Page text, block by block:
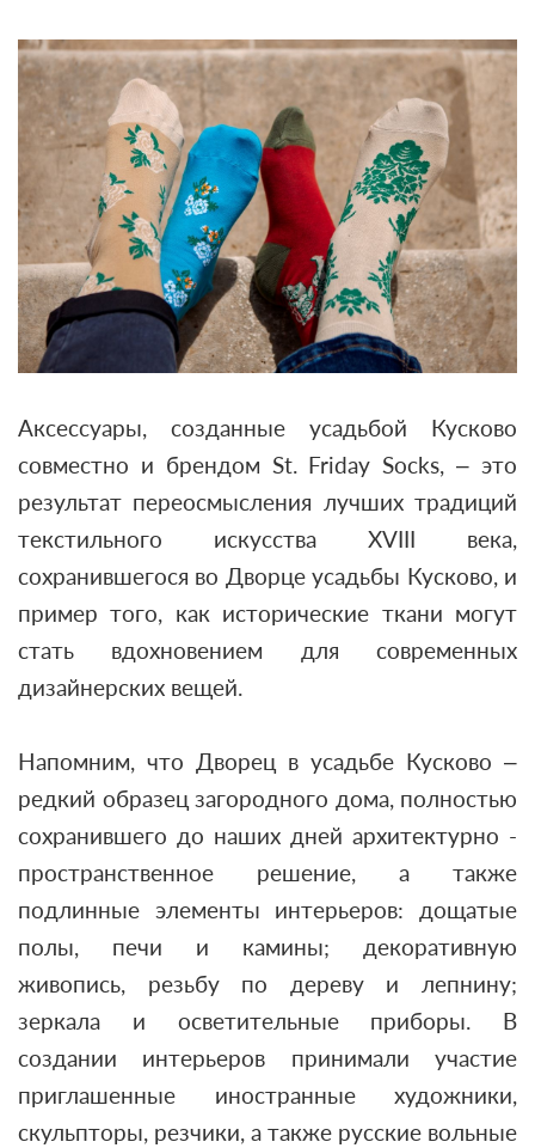
Аксессуары, созданные усадьбой Кусково
совместно и брендом St. Friday Socks, – это
результат переосмысления лучших традиций
текстильного искусства XVIII века,
сохранившегося во Дворце усадьбы Кусково, и
пример того, как исторические ткани могут
стать вдохновением для современных
дизайнерских вещей.
Напомним, что Дворец в усадьбе Кусково –
редкий образец загородного дома, полностью
сохранившего до наших дней архитектурно -
пространственное решение, а также
подлинные элементы интерьеров: дощатые
полы, печи и камины; декоративную
живопись, резьбу по дереву и лепнину;
зеркала и осветительные приборы. В
создании интерьеров принимали участие
приглашенные иностранные художники,
скульпторы, резчики, а также русские вольные